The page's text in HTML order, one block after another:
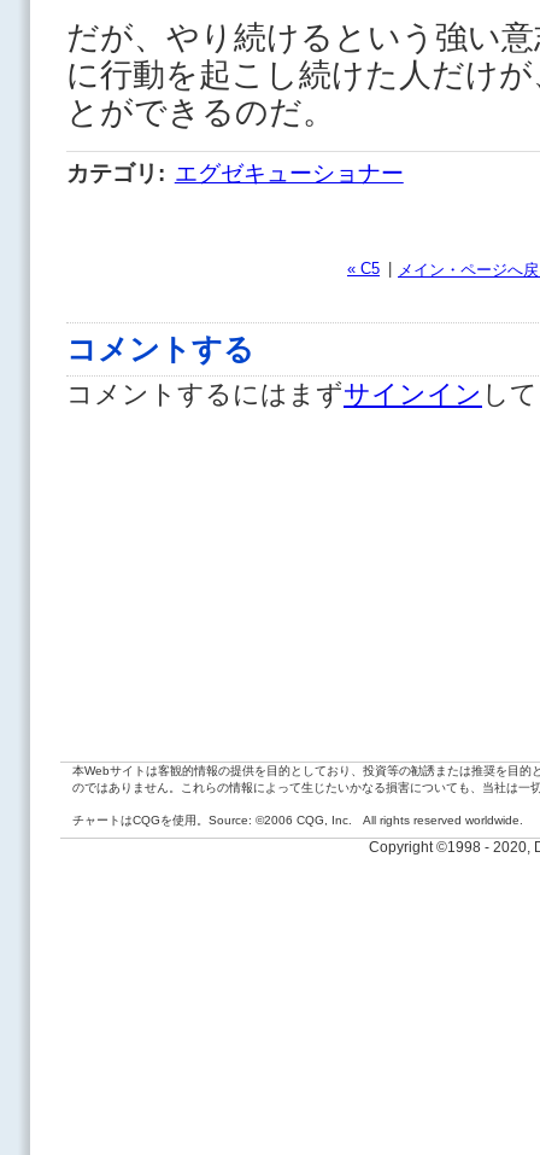
だが、やり続けるという強い
に行動を起こし続けた人だけ
とができるのだ。
カテゴリ : エグゼキューショナー
« C5 | メイン・ページへ
コメントする
コメントするにはまずサインイン し
本Webサイトは客観的情報の提供を目的としており、投資等の勧誘または推奨を目
のではありません。これらの情報によって生じたいかなる損害についても、当社は一
チャートはCQGを使用。Source: ©2006 CQG, Inc. All rights reserved worldwide.
Copyright ©1998 - 2020,